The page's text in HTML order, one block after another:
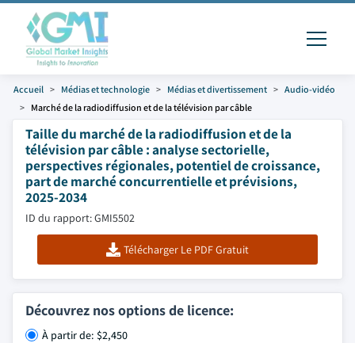
Accueil Médias et technologie Médias et divertissement
Audio-vidéo
Marché de la radiodiffusion et de la télévision par câble
Taille du marché de la radiodiffusion et de la
télévision par câble : analyse sectorielle,
perspectives régionales, potentiel de croissance,
part de marché concurrentielle et prévisions,
2025-2034
ID du rapport: GMI5502
Télécharger Le PDF Gratuit
Découvrez nos options de licence:
À partir de: $2,450